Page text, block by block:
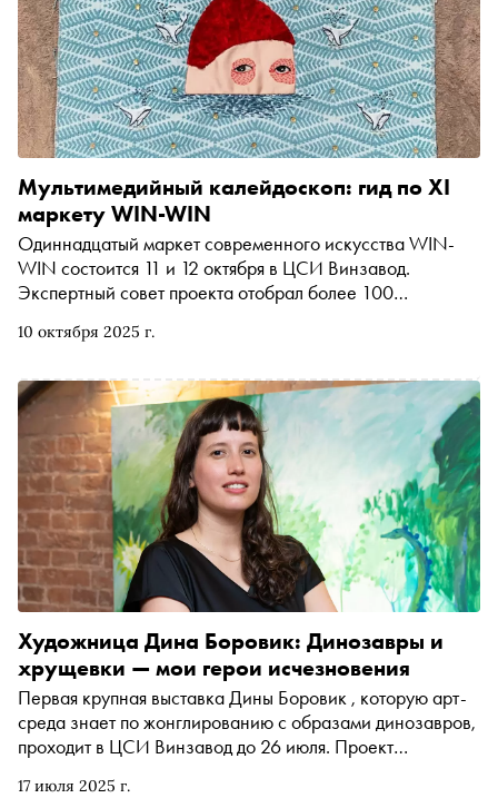
10 октября 2025 г.
Мультимедийный калейдоскоп: гид по XI
маркету WIN-WIN
Одиннадцатый маркет современного искусства WIN-
WIN состоится 11 и 12 октября в ЦСИ Винзавод.
Экспертный совет проекта отобрал более 100
абсолютно разных жанрах и медиа, раскрывающих
17 июля 2025 г.
Художница Дина Боровик: Динозавры и
хрущевки — мои герои исчезновения
Первая крупная выставка Дины Боровик , которую арт-
среда знает по жонглированию с образами динозавров,
проходит в ЦСИ Винзавод до 26 июля. Проект
коллективной памяти, которая исчезает прямо на наших